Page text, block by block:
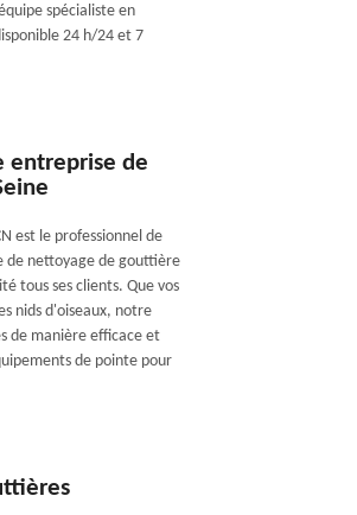
spécialiste en
24 h/24 et 7
entreprise de
est le professionnel de
de nettoyage de gouttière
tous ses clients. Que vos
nids d'oiseaux, notre
de manière efficace et
de pointe pour